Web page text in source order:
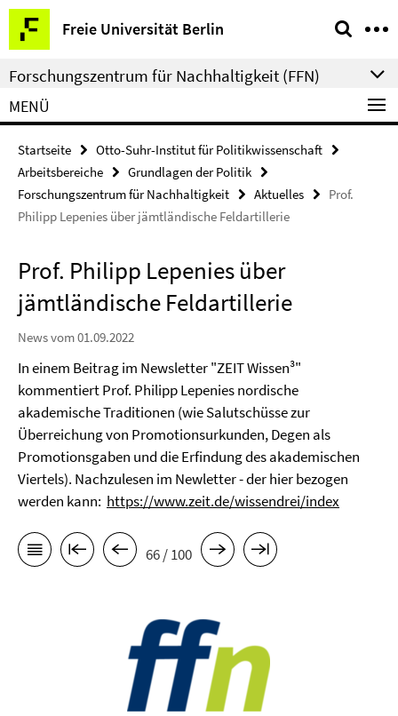
Springe
direkt
zu
Inhalt
Freie Universität Berlin
Service-
Navigation
Forschungszentrum für Nachhaltigkeit (FFN)
MENÜ
Startseite
Otto-Suhr-Institut für Politikwissenschaft
Arbeitsbereiche
Grundlagen der Politik
Forschungszentrum für Nachhaltigkeit
Aktuelles
Prof.
Philipp Lepenies über jämtländische Feldartillerie
Prof. Philipp Lepenies über
jämtländische Feldartillerie
News vom 01.09.2022
In einem Beitrag im Newsletter "ZEIT Wissen³"
kommentiert Prof. Philipp Lepenies nordische
akademische Traditionen (wie Salutschüsse zur
Überreichung von Promotionsurkunden, Degen als
Promotionsgaben und die Erfindung des akademischen
Viertels). Nachzulesen im Newletter - der hier bezogen
werden kann: https://www.zeit.de/wissendrei/index
66 / 100